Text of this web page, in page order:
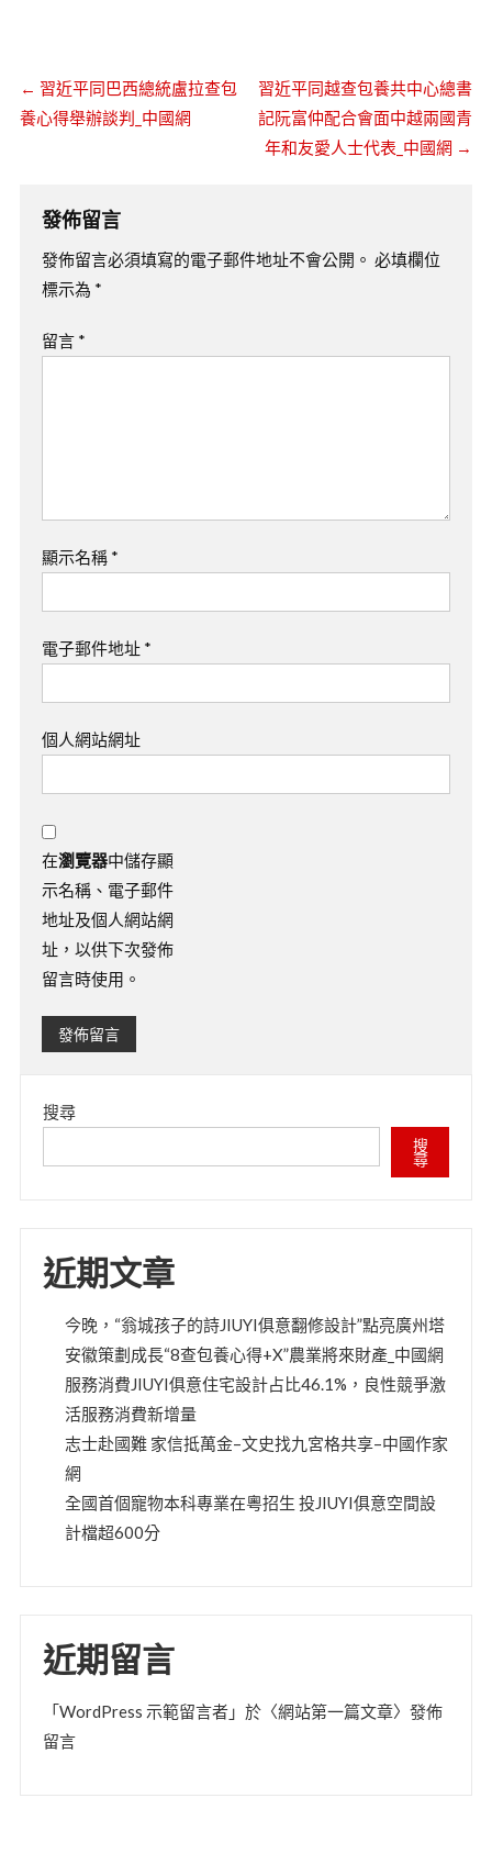
← 習近平同巴西總統盧拉查包
養心得舉辦談判_中國網
習近平同越查包養共中心總書
記阮富仲配合會面中越兩國青
年和友愛人士代表_中國網 →
發佈留言
發佈留言必須填寫的電子郵件地址不會公開。 必填欄位
標示為 *
留言 *
顯示名稱 *
電子郵件地址 *
個人網站網址
在瀏覽器中儲存顯
示名稱、電子郵件
地址及個人網站網
址，以供下次發佈
留言時使用。
搜尋
搜
尋
近期文章
今晚，“翁城孩子的詩JIUYI俱意翻修設計”點亮廣州塔
安徽策劃成長“8查包養心得+X”農業將來財產_中國網
服務消費JIUYI俱意住宅設計占比46.1%，良性競爭激
活服務消費新增量
志士赴國難 家信抵萬金–文史找九宮格共享–中國作家
網
全國首個寵物本科專業在粵招生 投JIUYI俱意空間設
計檔超600分
近期留言
「WordPress 示範留言者」於〈網站第一篇文章〉發佈
留言